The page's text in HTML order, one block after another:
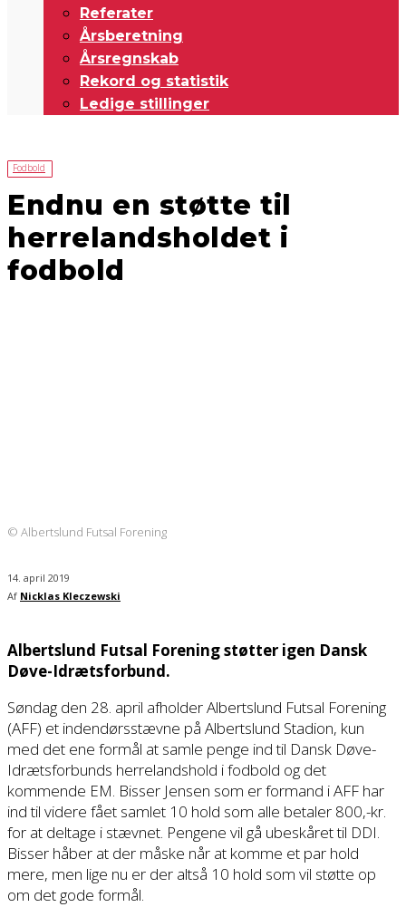
Referater
Årsberetning
Årsregnskab
Rekord og statistik
Ledige stillinger
Fodbold
Endnu en støtte til
herrelandsholdet i
fodbold
© Albertslund Futsal Forening
14. april 2019
Af Nicklas Kleczewski
Albertslund Futsal Forening støtter igen Dansk
Døve-Idrætsforbund.
Søndag den 28. april afholder Albertslund Futsal Forening
(AFF) et indendørsstævne på Albertslund Stadion, kun
med det ene formål at samle penge ind til Dansk Døve-
Idrætsforbunds herrelandshold i fodbold og det
kommende EM. Bisser Jensen som er formand i AFF har
ind til videre fået samlet 10 hold som alle betaler 800,-kr.
for at deltage i stævnet. Pengene vil gå ubeskåret til DDI.
Bisser håber at der måske når at komme et par hold
mere, men lige nu er der altså 10 hold som vil støtte op
om det gode formål.